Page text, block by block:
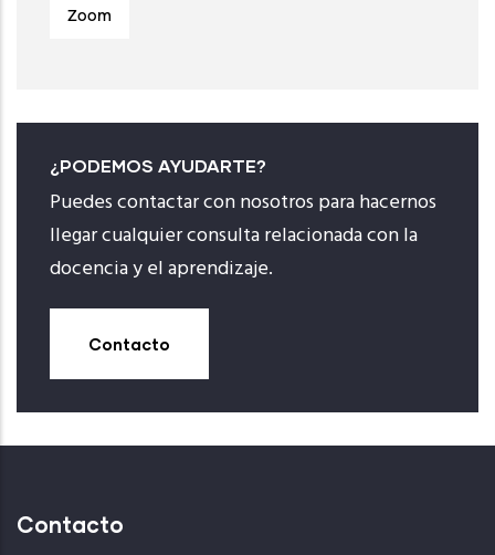
Zoom
¿PODEMOS AYUDARTE?
Puedes contactar con nosotros para hacernos
llegar cualquier consulta relacionada con la
docencia y el aprendizaje.
Contacto
Contacto